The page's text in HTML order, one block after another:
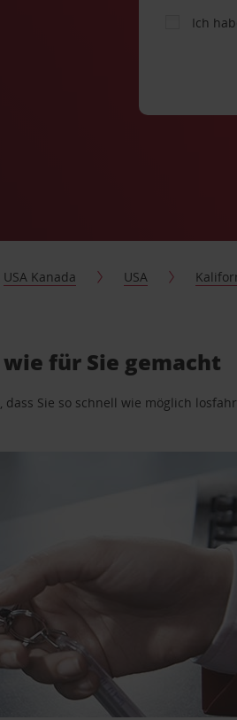
Ich
USA Kanada USA
für Sie gemacht
Sie so schnell wie möglich